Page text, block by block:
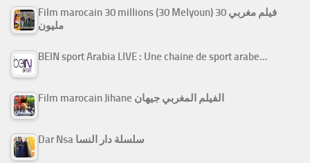
Film marocain 30 millions (30 Melyoun) فيلم مغربي 30
مليون
BEIN sport Arabia LIVE : Une chaine de sport arabe…
Film marocain Jihane الفيلم المغربي جيهان
Dar Nsa سلسلة دار النسا